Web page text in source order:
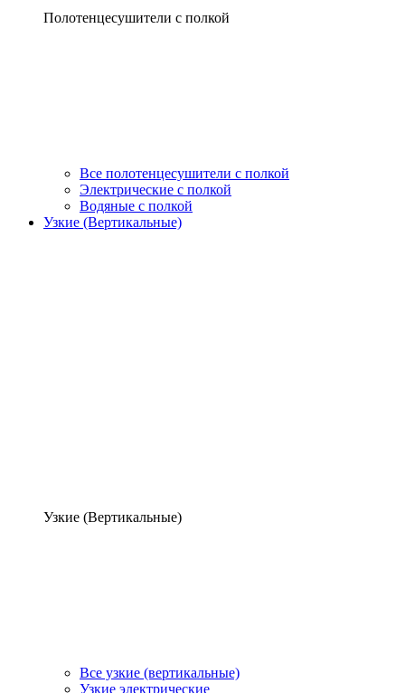
Полотенцесушители с полкой
Все полотенцесушители с полкой
Электрические с полкой
Водяные с полкой
Узкие (Вертикальные)
Узкие (Вертикальные)
Все узкие (вертикальные)
Узкие электрические